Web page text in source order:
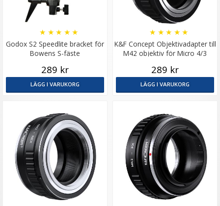
JJC Mjuk avtryckarknapp konkav Soft release button -
Röd
LÄGG I VARUKORG
Godox S2 Speedlite bracket för
Bowens S-fäste
★ ★ ★ ★ ★
289 kr
LÄGG I VARUKORG
K&F Concept Objektivadapter till
M42 objektiv för Micro 4/3
★ ★ ★ ★ ★
289 kr
LÄGG I VARUKORG